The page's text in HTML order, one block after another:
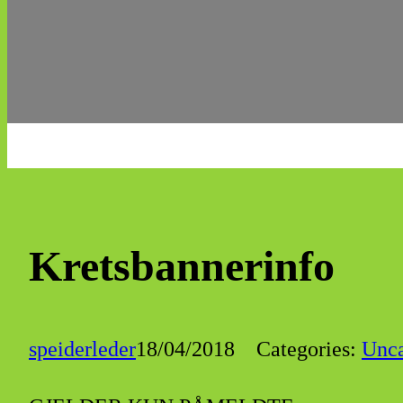
Kretsbannerinfo
speiderleder18/04/2018 Categories: